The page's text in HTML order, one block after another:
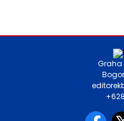
Graha